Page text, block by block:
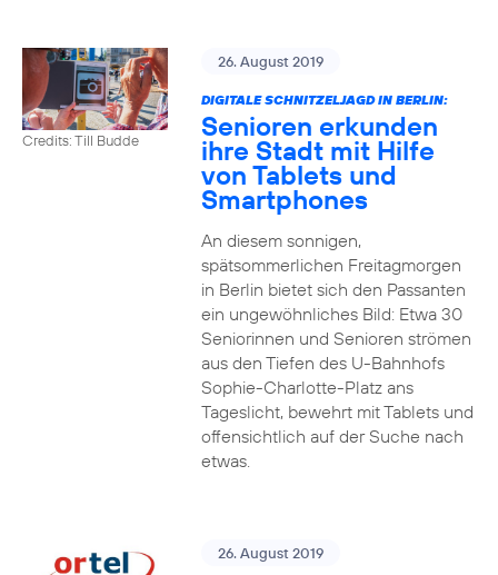
Credits: Till Budde
26. August 2019
DIGITALE SCHNITZELJAGD IN BERLIN:
Senioren erkunden
ihre Stadt mit Hilfe
von Tablets und
Smartphones
An diesem sonnigen,
spätsommerlichen Freitagmorgen
in Berlin bietet sich den Passanten
ein ungewöhnliches Bild: Etwa 30
Seniorinnen und Senioren strömen
aus den Tiefen des U-Bahnhofs
Sophie-Charlotte-Platz ans
Tageslicht, bewehrt mit Tablets und
offensichtlich auf der Suche nach
etwas.
26. August 2019